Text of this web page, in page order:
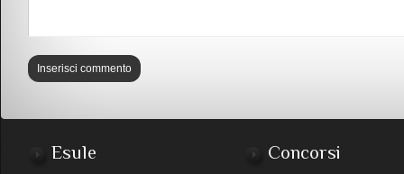
Esule Concorsi